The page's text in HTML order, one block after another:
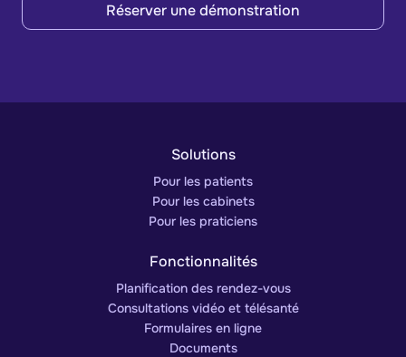
Réserver une démonstration
Solutions
Pour les patients
Pour les cabinets
Pour les praticiens
Fonctionnalités
Planification des rendez-vous
Consultations vidéo et télésanté
Formulaires en ligne
Documents